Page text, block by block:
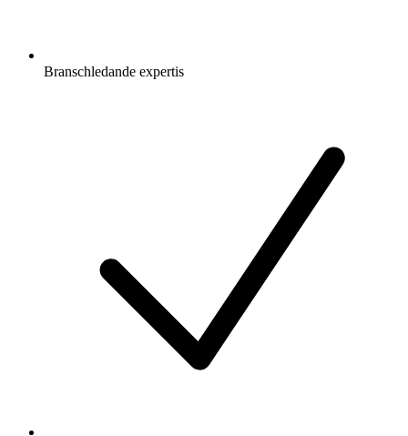
Branschledande expertis